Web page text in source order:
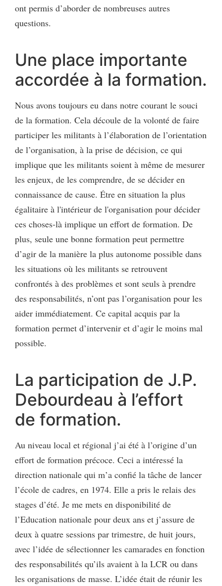
ont permis d’aborder de nombreuses autres
questions.
Une place importante
accordée à la formation.
Nous avons toujours eu dans notre courant le souci
de la formation. Cela découle de la volonté de faire
participer les militants à l’élaboration de l’orientation
de l’organisation, à la prise de décision, ce qui
implique que les militants soient à même de mesurer
les enjeux, de les comprendre, de se décider en
connaissance de cause. Étre en situation la plus
égalitaire à l'intérieur de l'organisation pour décider
ces choses-là implique un effort de formation. De
plus, seule une bonne formation peut permettre
d’agir de la manière la plus autonome possible dans
les situations où les militants se retrouvent
confrontés à des problèmes et sont seuls à prendre
des responsabilités, n’ont pas l’organisation pour les
aider immédiatement. Ce capital acquis par la
formation permet d’intervenir et d’agir le moins mal
possible.
La participation de J.P.
Debourdeau à l’effort
de formation.
Au niveau local et régional j’ai été à l’origine d’un
effort de formation précoce. Ceci a intéressé la
direction nationale qui m’a confié la tâche de lancer
l’école de cadres, en 1974. Elle a pris le relais des
stages d’été. Je me mets en disponibilité de
l’Education nationale pour deux ans et j’assure de
deux à quatre sessions par trimestre, de huit jours,
avec l’idée de sélectionner les camarades en fonction
des responsabilités qu’ils avaient à la LCR ou dans
les organisations de masse. L’idée était de réunir les